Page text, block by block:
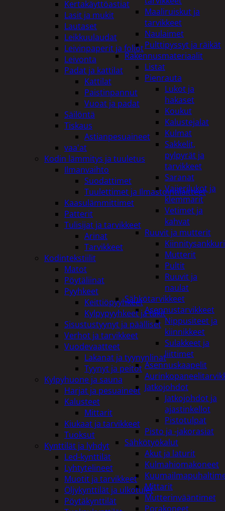
Maaliruiskut ja
tarvikkeet
Naulaimet
Pulttipyssyt ja räikät
Rakennusmateriaalit
Listat
Pienrauta
Lukot ja
hakaset
Koukut
Kalustejalat
Kulmat
Sakkelit,
pylpyrät ja
tarvikkeet
Saranat
Vaijerilukot ja
klemmarit
Vetimet ja
kahvat
Ruuvit ja mutterit
Mutterit
Pultit
Ruuvit ja
naulat
Sähkötarvikkeet
Asennustarvikkeet
Nippusiteet ja
kiinnikkeet
Sulakkeet ja
liittimet
Asennuskaapelit
Jatkojohdot
Jatkojohdot ja
ajastinkellot
Pistotulpat
Pisto ja -jakorasiat
Sähkötyökalut
Akut ja laturit
Kulmahiomakoneet
Mittarit
Mutterinvääntimet
Porakoneet
Kertakäyttöastiat
Lasit ja mukit
Lautaset
Leikkuulaudat
Leivinpaperit ja foliot
Leivonta
Padat ja kattilat
Kattilat
Paistinpannut
Vuoat ja padat
Säilöntä
Tiskaus
Astianpesuaineet
vaa'at
Kodin lämmitys ja tuuletus
Ilmanvaihto
Suodattimet
Tuulettimet ja Ilmastointilaitteet
Kaasulämmittimet
Patterit
Tulisijat ja tarvikkeet
Arinat
Tarvikkeet
Kodintekstiilit
Matot
Pöytäliinat
Pyyhkeet
Keittiöpyyhkeet
Kylpypyyhkeet ja takit
Sisustustyynyt ja päälliset
Verhot ja tarvikkeet
Vuodevaatteet
Lakanat ja tyynynlinat
Tyynyt ja peitot
Kylpyhuone ja sauna
Harjat ja pesuaineet
Kalusteet
Mittarit
Kiukaat ja tarvikkeet
Tuoksut
Kynttilät ja lyhdyt
Led-kynttilät
Lyhtytelineet
Muotit ja tarvikkeet
Öljykynttilät ja ulkotulet
Pöytäkynttilät